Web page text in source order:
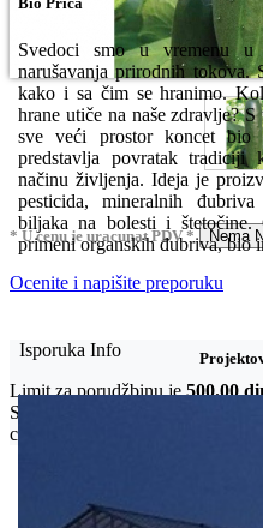
Svedoci smo u vremenu
narušavanja prirodnih tokova.
kako i sa čim se hranimo.
hrane utiče na naše zdravlje?
sve veći prostor koncet bio
predstavlja povratak tradiciji
načinu življenja. Ideja je
pesticida, mineralnih
biljaka na bolesti i štetočine.
primeni organskih đubriva, bio
* U cenu je uracunat PDV * Nema
Ocenite i napišite preporuku
Isporuka Info
Limit za porudžbinu je500.00
Srbije. Za inostranstvo, molimo
ceni i mogućnostima isporuke.
Bio priča